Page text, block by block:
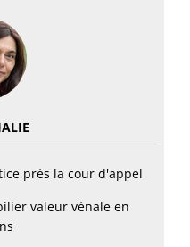
près la cour d'appel
valeur vénale en